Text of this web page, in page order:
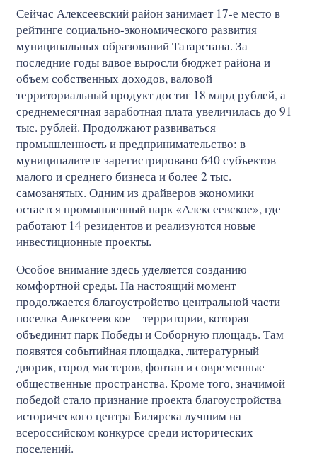
Сейчас Алексеевский район занимает 17-е место в
рейтинге социально-экономического развития
муниципальных образований Татарстана. За
последние годы вдвое выросли бюджет района и
объем собственных доходов, валовой
территориальный продукт достиг 18 млрд рублей, а
среднемесячная заработная плата увеличилась до 91
тыс. рублей. Продолжают развиваться
промышленность и предпринимательство: в
муниципалитете зарегистрировано 640 субъектов
малого и среднего бизнеса и более 2 тыс.
самозанятых. Одним из драйверов экономики
остается промышленный парк «Алексеевское», где
работают 14 резидентов и реализуются новые
инвестиционные проекты.
Особое внимание здесь уделяется созданию
комфортной среды. На настоящий момент
продолжается благоустройство центральной части
поселка Алексеевское – территории, которая
объединит парк Победы и Соборную площадь. Там
появятся событийная площадка, литературный
дворик, город мастеров, фонтан и современные
общественные пространства. Кроме того, значимой
победой стало признание проекта благоустройства
исторического центра Билярска лучшим на
всероссийском конкурсе среди исторических
поселений.